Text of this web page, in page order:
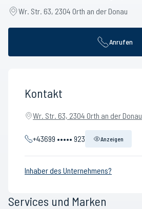
Wr. Str. 63, 2304 Orth an der Donau
Anrufen
Kontakt
Wr. Str. 63, 2304 Orth an der Donau
+43699 ••••• 923 Anzeigen
Inhaber des Unternehmens?
Services und Marken